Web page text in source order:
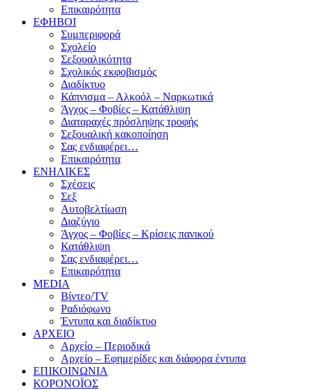
Επικαιρότητα
ΕΦΗΒΟΙ
Συμπεριφορά
Σχολείο
Σεξουαλικότητα
Σχολικός εκφοβισμός
Διαδίκτυο
Κάπνισμα – Αλκοόλ – Ναρκωτικά
Άγχος – Φοβίες – Κατάθλιψη
Διαταραχές πρόσληψης τροφής
Σεξουαλική κακοποίηση
Σας ενδιαφέρει…
Επικαιρότητα
ΕΝΗΛΙΚΕΣ
Σχέσεις
Σεξ
Αυτοβελτίωση
Διαζύγιο
Άγχος – Φοβίες – Κρίσεις πανικού
Κατάθλιψη
Σας ενδιαφέρει…
Επικαιρότητα
MEDIA
Βίντεο/TV
Ραδιόφωνο
Έντυπα και διαδίκτυο
ΑΡΧΕΙΟ
Αρχείο – Περιοδικά
Αρχείο – Εφημερίδες και διάφορα έντυπα
ΕΠΙΚΟΙΝΩΝΙΑ
ΚΟΡΟΝΟΪΟΣ